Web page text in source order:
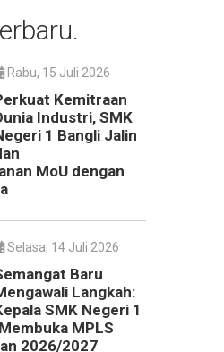
Rabu, 15 Juli 2026
Kemitraan
Industri, SMK
1 Bangli Jalin
MoU dengan
Selasa, 14 Juli 2026
Baru
Langkah:
SMK Negeri 1
MPLS
2026/2027